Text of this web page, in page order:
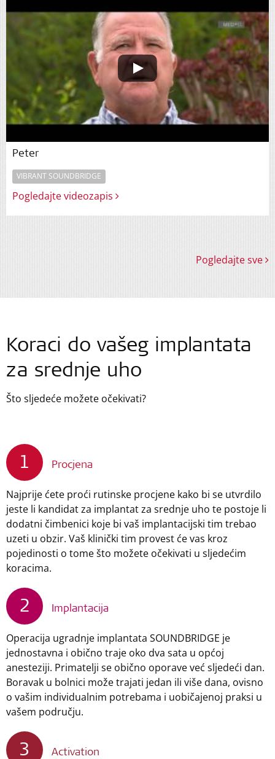
Peter
VIBRANT SOUNDBRIDGE
Pogledajte videozapis
Pogledajte sve
Koraci do vašeg implantata
za srednje uho
Što sljedeće možete očekivati?
1 Procjena
Najprije ćete proći rutinske procjene kako bi se utvrdilo
jeste li kandidat za implantat za srednje uho te postoje li
dodatni čimbenici koje bi vaš implantacijski tim trebao
uzeti u obzir. Vaš klinički tim provest će vas kroz
pojedinosti o tome što možete očekivati u sljedećim
koracima.
2 Implantacija
Operacija ugradnje implantata SOUNDBRIDGE je
jednostavna i obično traje oko dva sata u općoj
anesteziji. Primatelji se obično oporave već sljedeći dan.
Boravak u bolnici može trajati jedan ili više dana, ovisno
o vašim individualnim potrebama i uobičajenoj praksi u
vašem području.
3 Activation